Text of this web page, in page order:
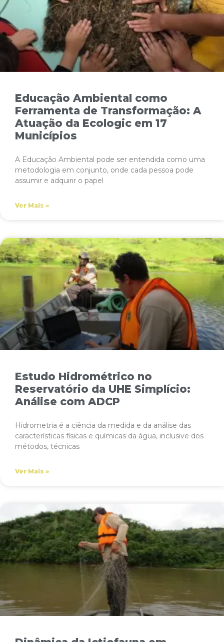
Educação Ambiental como
Ferramenta de Transformação: A
Atuação da Ecologic em 17
Municípios
A Educação Ambiental pode ser entendida como uma
metodologia em conjunto, onde cada pessoa pode
assumir e adquirir o papel
Ver Mais »
Estudo Hidrométrico no
Reservatório da UHE Simplício:
Análise com ADCP
Hidrometria é a ciência da medida e da análise das
características físicas e químicas da água, inclusive dos
métodos, técnicas
Ver Mais »